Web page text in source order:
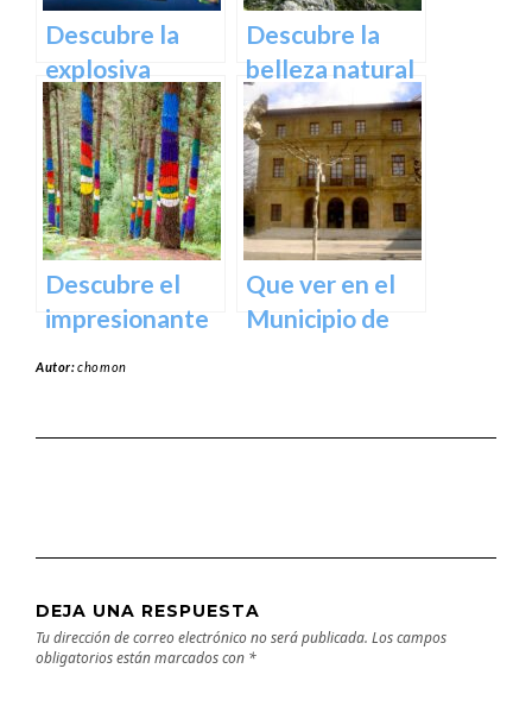
norte de
España
Descubre la
explosiva
arquitectura
del Museo
Guggenheim
Bilbao | Visita
imprescindible
Descubre la
belleza natural
del Parque
Natural de
Aralar en tu
próxima
escapada
Descubre el
impresionante
Que ver en el
Municipio de
Autor:chomon
DEJA UNA RESPUESTA
Tu dirección de correo electrónico no será publicada. Los campos
obligatorios están marcados con *